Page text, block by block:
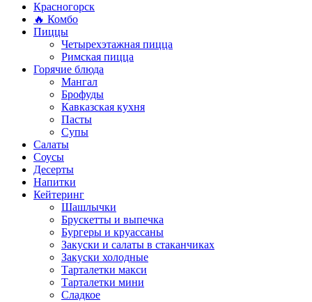
Красногорск
🔥 Комбо
Пиццы
Четырехэтажная пицца
Римская пицца
Горячие блюда
Мангал
Брофуды
Кавказская кухня
Пасты
Супы
Салаты
Соусы
Десерты
Напитки
Кейтеринг
Шашлычки
Брускетты и выпечка
Бургеры и круассаны
Закуски и салаты в стаканчиках
Закуски холодные
Тарталетки макси
Тарталетки мини
Сладкое